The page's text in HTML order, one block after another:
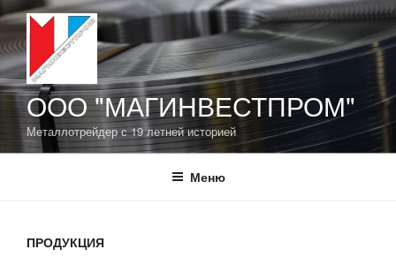
Перейти
содержимому
ООО "МАГИНВЕСТПРОМ"
Металлотрейдер с 19 летней историей
Меню
ПРОДУКЦИЯ